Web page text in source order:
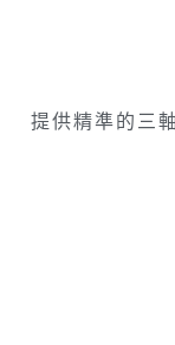
提供精準的三